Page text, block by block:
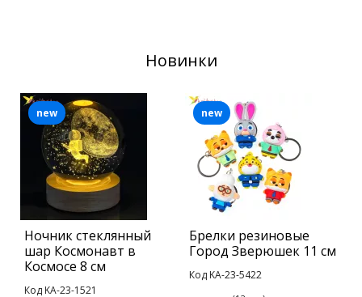
Новинки
Ночник стеклянный
шар Космонавт в
Космосе 8 см
Код KA-23-1521
new
Брелки резиновые
Город Зверюшек 11 см
Код KA-23-5422
new